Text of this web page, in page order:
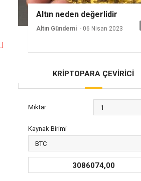
Altın neden değerlidir
Altın Gündemi - 06 Nisan 2023
KRİPTOPARA ÇEVİRİCİ
Miktar
Kaynak Birimi
3086074,00